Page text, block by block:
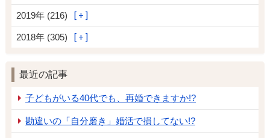
2019年 (216)
2018年 (305)
最近の記事
子どもがいる40代でも、再婚できますか!?
勘違いの「自分磨き」婚活で損してない!?